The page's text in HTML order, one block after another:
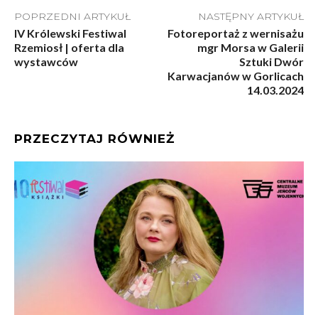
POPRZEDNI ARTYKUŁ
IV Królewski Festiwal
Rzemiosł | oferta dla
wystawców
NASTĘPNY ARTYKUŁ
Fotoreportaż z wernisażu
mgr Morsa w Galerii
Sztuki Dwór
Karwacjanów w Gorlicach
14.03.2024
PRZECZYTAJ RÓWNIEŻ